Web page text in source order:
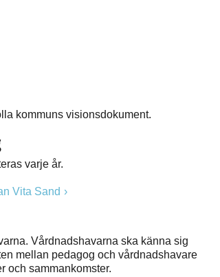
kommuns visionsdokument.
varje år.
Vita Sand
Vårdnadshavarna ska känna sig
mellan pedagog och vårdnadshavare
och sammankomster.